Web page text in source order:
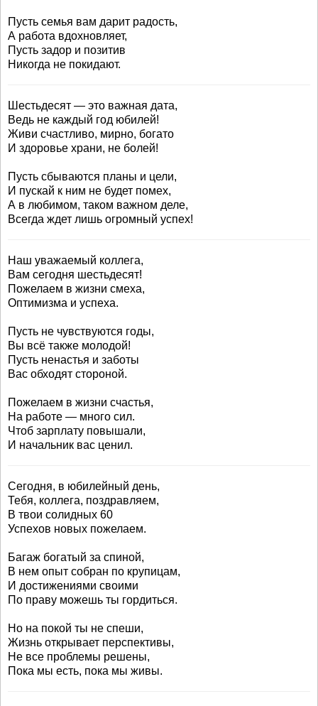
Пусть семья вам дарит радость,
А работа вдохновляет,
Пусть задор и позитив
Никогда не покидают.
Шестьдесят — это важная дата,
Ведь не каждый год юбилей!
Живи счастливо, мирно, богато
И здоровье храни, не болей!
Пусть сбываются планы и цели,
И пускай к ним не будет помех,
А в любимом, таком важном деле,
Всегда ждет лишь огромный успех!
Наш уважаемый коллега,
Вам сегодня шестьдесят!
Пожелаем в жизни смеха,
Оптимизма и успеха.
Пусть не чувствуются годы,
Вы всё также молодой!
Пусть ненастья и заботы
Вас обходят стороной.
Пожелаем в жизни счастья,
На работе — много сил.
Чтоб зарплату повышали,
И начальник вас ценил.
Сегодня, в юбилейный день,
Тебя, коллега, поздравляем,
В твои солидных 60
Успехов новых пожелаем.
Багаж богатый за спиной,
В нем опыт собран по крупицам,
И достижениями своими
По праву можешь ты гордиться.
Но на покой ты не спеши,
Жизнь открывает перспективы,
Не все проблемы решены,
Пока мы есть, пока мы живы.